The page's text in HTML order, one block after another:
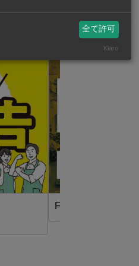
亜州ビジネスASEAN
https://ashu-aseanstatistics.com/
全て許可
Klaro